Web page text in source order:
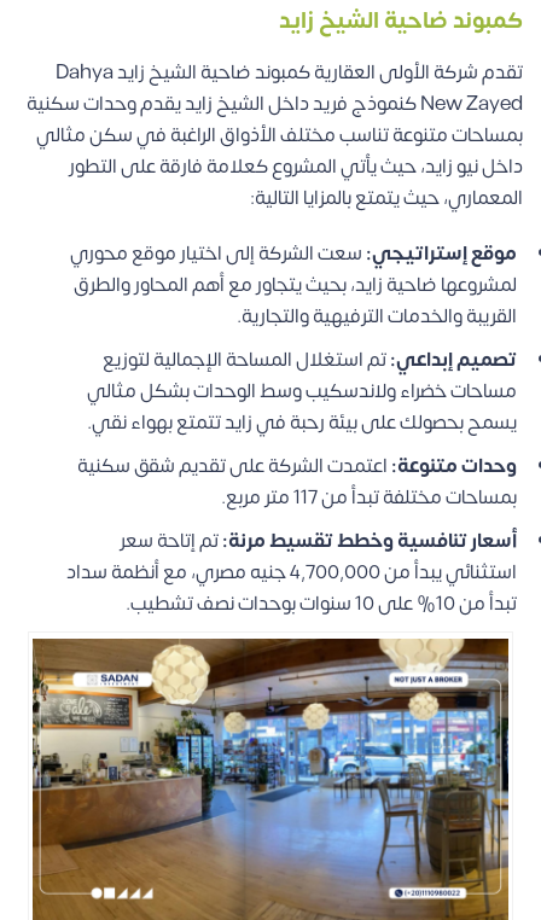
كمبوند ضاحية الشيخ زايد
تقدم شركة الأولى العقارية كمبوند ضاحية الشيخ زايد Dahya
New Zayed كنموذج فريد داخل الشيخ زايد يقدم وحدات سكنية
بمساحات متنوعة تناسب مختلف الأذواق الراغبة في سكن مثالي
داخل نيو زايد، حيث يأتي المشروع كعلامة فارقة على التطور
المعماري، حيث يتمتع بالمزايا التالية:
موقع إستراتيجي:سعت الشركة إلى اختيار موقع محوري
لمشروعها ضاحية زايد، بحيث يتجاور مع أهم المحاور والطرق
القريبة والخدمات الترفيهية والتجارية.
تصميم إبداعي:تم استغلال المساحة الإجمالية لتوزيع
مساحات خضراء ولاندسكيب وسط الوحدات بشكل مثالي
يسمح بحصولك على بيئة رحبة في زايد تتمتع بهواء نقي.
وحدات متنوعة:اعتمدت الشركة على تقديم شقق سكنية
بمساحات مختلفة تبدأ من 117 متر مربع.
أسعار تنافسية وخطط تقسيط مرنة:تم إتاحة سعر
استثنائي يبدأ من 4,700,000 جنيه مصري، مع أنظمة سداد
تبدأ من 10% على 10 سنوات بوحدات نصف تشطيب.